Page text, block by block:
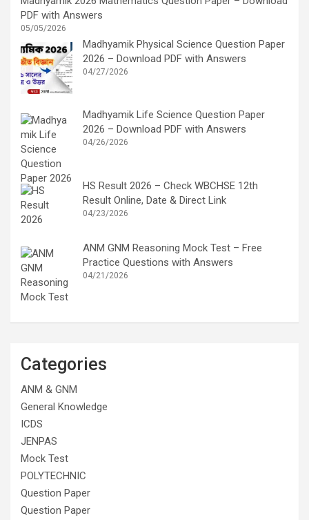
PDF with Answers
05/05/2026
Madhyamik Physical Science Question Paper
2026 – Download PDF with Answers
04/27/2026
Madhyamik Life Science Question Paper
2026 – Download PDF with Answers
04/26/2026
HS Result 2026 – Check WBCHSE 12th
Result Online, Date & Direct Link
04/23/2026
ANM GNM Reasoning Mock Test – Free
Practice Questions with Answers
04/21/2026
Categories
ANM & GNM
General Knowledge
ICDS
JENPAS
Mock Test
POLYTECHNIC
Question Paper
Question Paper